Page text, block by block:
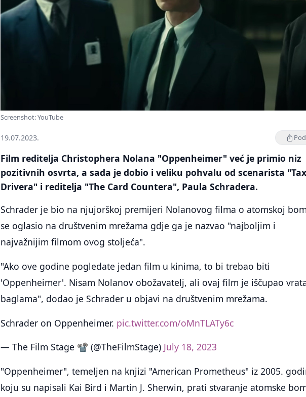
Screenshot: YouTube
19.07.2023.
Film reditelja Christophera Nolana "Oppenheimer" već je primio niz
pozitivnih osvrta, a sada je dobio i veliku pohvalu od scenarista
Drivera" i reditelja "The Card Countera", Paula Schradera.
Schrader je bio na njujorškoj premijeri Nolanovog filma o atomskoj
se oglasio na društvenim mrežama gdje ga je nazvao "najboljim i
najvažnijim filmom ovog stoljeća".
"Ako ove godine pogledate jedan film u kinima, to bi trebao biti
'Oppenheimer'. Nisam Nolanov obožavatelj, ali ovaj film je iščupao
baglama", dodao je Schrader u objavi na društvenim mrežama.
Schrader on Oppenheimer. pic.twitter.com/oMnTLATy6c
— The Film Stage 📽 (@TheFilmStage) July 18, 2023
"Oppenheimer", temeljen na knjizi "American Prometheus" iz 2005.
koju su napisali Kai Bird i Martin J. Sherwin, prati stvaranje atomske